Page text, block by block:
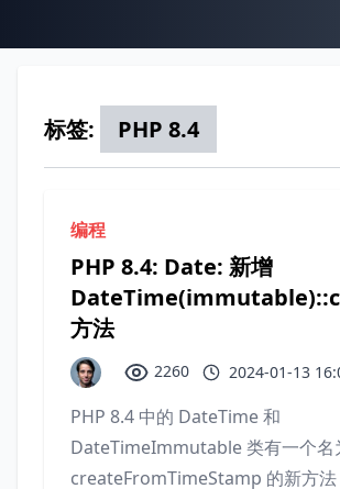
标签: PHP 8.4
编程
PHP 8.4: Date: 新增
方法
2260 2024-01-13
PHP 8.4 中的 DateTime 和
DateTimeImmutable 类有一个名
createFromTimeStamp 的新方法